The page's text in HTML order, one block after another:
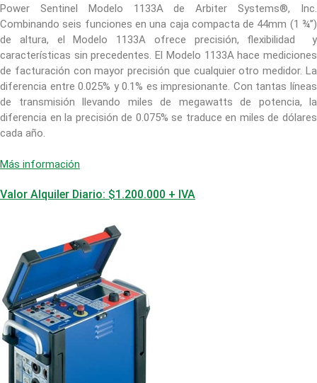
Power Sentinel Modelo 1133A de Arbiter Systems®, Inc.
Combinando seis funciones en una caja compacta de 44mm (1 ¾’’)
de altura, el Modelo 1133A ofrece precisión, flexibilidad y
características sin precedentes. El Modelo 1133A hace mediciones
de facturación con mayor precisión que cualquier otro medidor. La
diferencia entre 0.025% y 0.1% es impresionante. Con tantas líneas
de transmisión llevando miles de megawatts de potencia, la
diferencia en la precisión de 0.075% se traduce en miles de dólares
cada año.
Más información
Valor Alquiler Diario: $1.200.000 + IVA